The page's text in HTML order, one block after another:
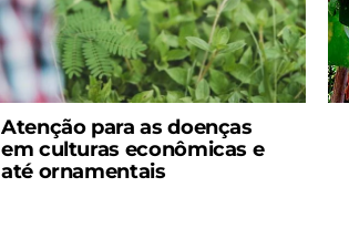
Atenção para as doenças
em culturas econômicas e
até ornamentais